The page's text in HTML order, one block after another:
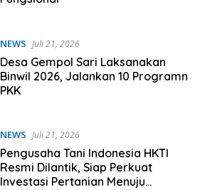
NEWS Juli 21, 2026
Desa Gempol Sari Laksanakan
Binwil 2026, Jalankan 10 Programn
PKK
NEWS Juli 21, 2026
Pengusaha Tani Indonesia HKTI
Resmi Dilantik, Siap Perkuat
Investasi Pertanian Menuju